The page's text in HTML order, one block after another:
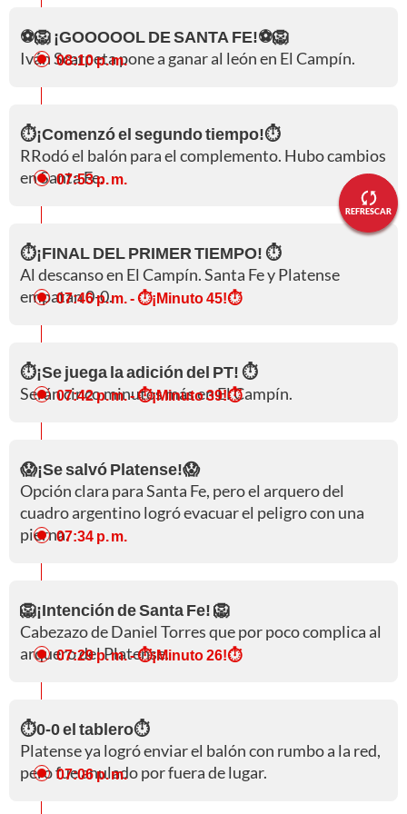
REFRESCAR
⚽🦁 ¡GOOOOOL DE SANTA FE!⚽🦁
Iván Scarpeta pone a ganar al león en El Campín.
08:10 p. m.
⏱️¡Comenzó el segundo tiempo!⏱️
RRodó el balón para el complemento. Hubo cambios
en Santa Fe.
07:53 p. m.
⏱️¡FINAL DEL PRIMER TIEMPO! ⏱️
Al descanso en El Campín. Santa Fe y Platense
empatan 0-0.
07:46 p. m. - ⏱️¡Minuto 45!⏱️
⏱️¡Se juega la adición del PT! ⏱️
Serán cinco minutos más en El Campín.
07:42 p. m.- ⏱️¡Minuto 39!⏱️
😱¡Se salvó Platense!😱
Opción clara para Santa Fe, pero el arquero del
cuadro argentino logró evacuar el peligro con una
pierna.07:34 p. m.
🦁¡Intención de Santa Fe! 🦁
Cabezazo de Daniel Torres que por poco complica al
arquero del Platense.
07:29 p. m.- ⏱️¡Minuto 26!⏱️
⏱️0-0 el tablero⏱️
Platense ya logró enviar el balón con rumbo a la red,
pero fue anulado por fuera de lugar.
07:06 p. m.